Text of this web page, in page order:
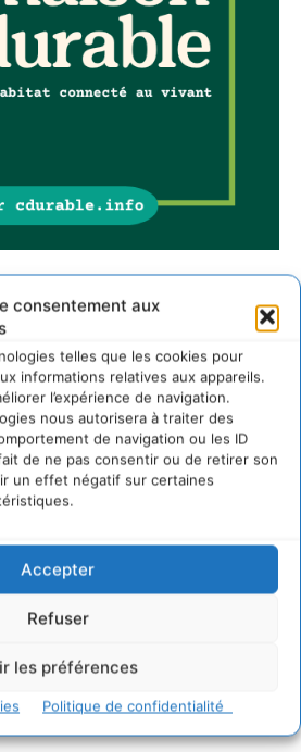
consentement aux
telles que les cookies pour
informations relatives aux appareils.
l’expérience de navigation.
nous autorisera à traiter des
de navigation ou les ID
de ne pas consentir ou de retirer son
un effet négatif sur certaines
Accepter
Refuser
les préférences
Politique de confidentialité
Cdurable
a perdu sa mémoire
le territoire (2020-2026)
aux espèces vivantes
communs de Zoepolis
les freins au
comestibles dans nos
climatique